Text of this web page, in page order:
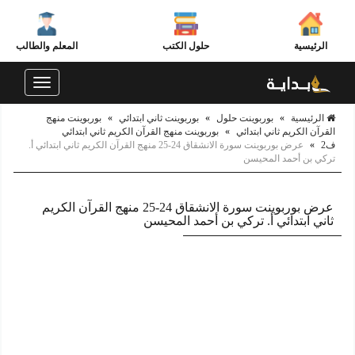
الرئيسية حلول الكتب المعلم والطالب
Toggle
الرئيسية » بوربوينت حلول » بوربوينت ثاني ابتدائي » بوربوينت منهج
القرآن الكريم ثاني ابتدائي » بوربوينت منهج القرآن الكريم ثاني ابتدائي
ف2
»
عرض بوربوينت سورة الانشقاق 24-25 منهج القرآن الكريم ثاني ابتدائي أ.
تركي بن أحمد المحيسن
عرض بوربوينت سورة الانشقاق 24-25 منهج القرآن الكريم
ثاني ابتدائي أ. تركي بن أحمد المحيسن